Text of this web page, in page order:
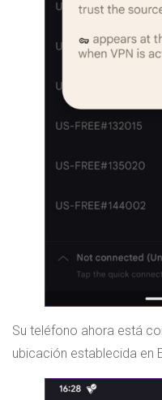
Su teléfono ahora está
ubicación establecida en